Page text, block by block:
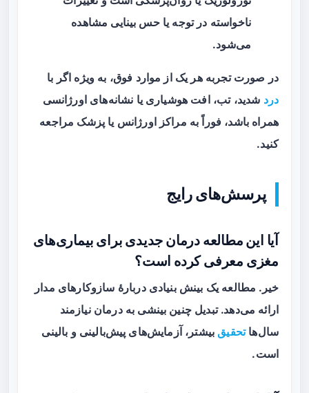
ناخواسته در توجه یا حس بینایی مشاهده
می‌شود.
در صورت تجربه هر یک از موارد فوق، به ویژه اگر با
درد شدید، تب، افت هوشیاری یا نشانه‌های اورژانسی
همراه باشد، فوراً به مراکز اورژانس یا پزشک مراجعه
کنید.
پرسش‌های رایج
آیا این مطالعه درمان جدیدی برای بیماری‌های
مغزی معرفی کرده است؟
خیر. مطالعه یک بینش بنیادی دربارهٔ سازوکارهای مدار
ارائه می‌دهد. تبدیل چنین بینشی به درمان نیازمند
سال‌هاتحقیق بیشتر، آزمایش‌های پیش‌بالینی و بالینی
است.